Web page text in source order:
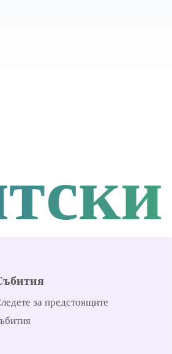
за предстоящите